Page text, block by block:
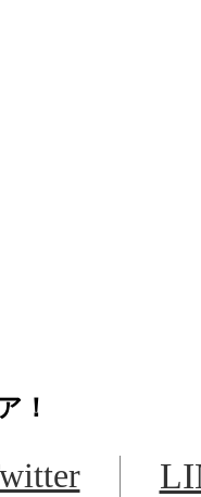
！